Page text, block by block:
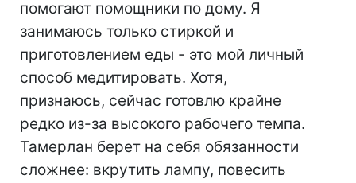
помогают помощники по дому. Я
занимаюсь только стиркой и
приготовлением еды - это мой личный
способ медитировать. Хотя,
признаюсь, сейчас готовлю крайне
редко из-за высокого рабочего темпа.
Тамерлан берет на себя обязанности
сложнее: вкрутить лампу, повесить